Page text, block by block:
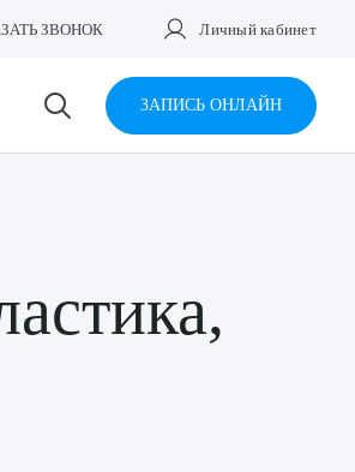
ЗВОНОК Личный кабинет
ЗАПИСЬ ОНЛАЙН